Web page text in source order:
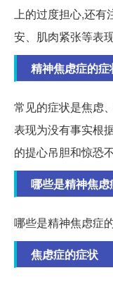
上的过度担心,还有
安、肌肉紧张等表
精神焦虑症的症
常见的症状是焦虑
表现为没有事实根
的提心吊胆和惊恐
哪些是精神焦
哪些是精神焦虑症
焦虑症的症状